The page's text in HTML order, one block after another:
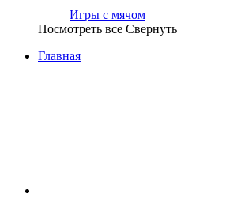
Игры с мячом
Посмотреть все Свернуть
Главная